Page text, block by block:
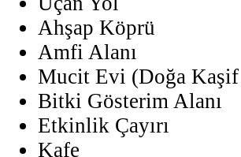
Ahşap Köprü
Amfi Alanı
Mucit Evi (Doğa
Bitki Gösterim Alanı
Etkinlik Çayırı
Kafe